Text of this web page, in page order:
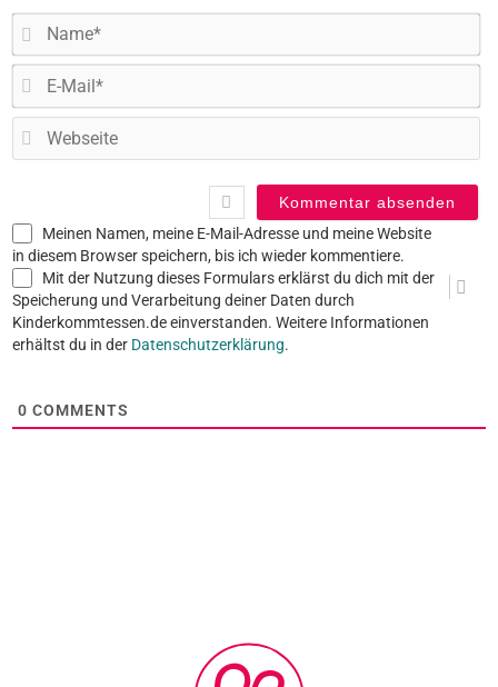
Meinen Namen, meine E-Mail-Adresse und meine Website
in diesem Browser speichern, bis ich wieder kommentiere.
Mit der Nutzung dieses Formulars erklärst du dich mit der
Speicherung und Verarbeitung deiner Daten durch
Kinderkommtessen.de einverstanden. Weitere Informationen
erhältst du in der Datenschutzerklärung.
0 COMMENTS